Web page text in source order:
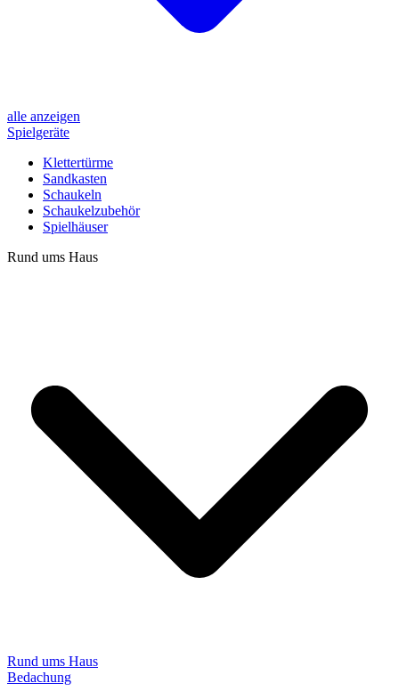
alle anzeigen
Spielgeräte
Klettertürme
Sandkasten
Schaukeln
Schaukelzubehör
Spielhäuser
Rund ums Haus
Rund ums Haus
Bedachung